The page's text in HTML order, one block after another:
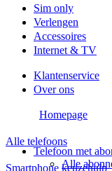
Sim only
Verlengen
Accessoires
Internet & TV
Klantenservice
Over ons
Telefoon met
Alle
Homepage
Alle telefoons
Smartphone keuzehulp